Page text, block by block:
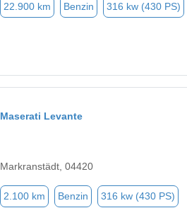
22.900 km Benzin 316 kw (430 PS)
Maserati Levante
Markranstädt, 04420
2.100 km Benzin 316 kw (430 PS)